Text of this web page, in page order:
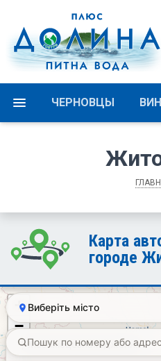
ЧЕРНОВЦЫ
Карта
городе